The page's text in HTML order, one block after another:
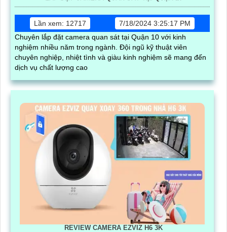
Lần xem: 12717
7/18/2024 3:25:17 PM
Chuyên lắp đặt camera quan sát tại Quận 10 với kinh
nghiệm nhiều năm trong ngành. Đội ngũ kỹ thuật viên
chuyên nghiệp, nhiệt tình và giàu kinh nghiệm sẽ mang đến
dịch vụ chất lượng cao
REVIEW CAMERA EZVIZ H6 3K